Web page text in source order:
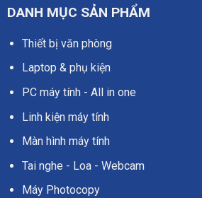
DANH MỤC SẢN PHẨM
Thiết bị văn phòng
Laptop & phụ kiện
PC máy tính - All in one
Linh kiện máy tính
Màn hình máy tính
Tai nghe - Loa - Webcam
Máy Photocopy